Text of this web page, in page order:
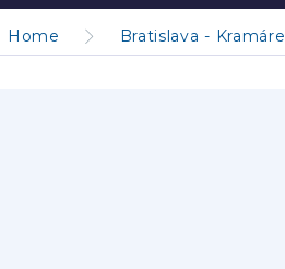
Home Bratislava - Kramáre